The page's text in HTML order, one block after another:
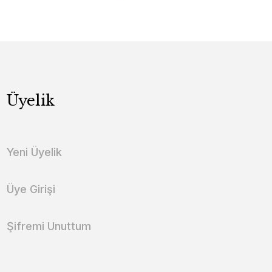
Üyelik
Yeni Üyelik
Üye Girişi
Şifremi Unuttum